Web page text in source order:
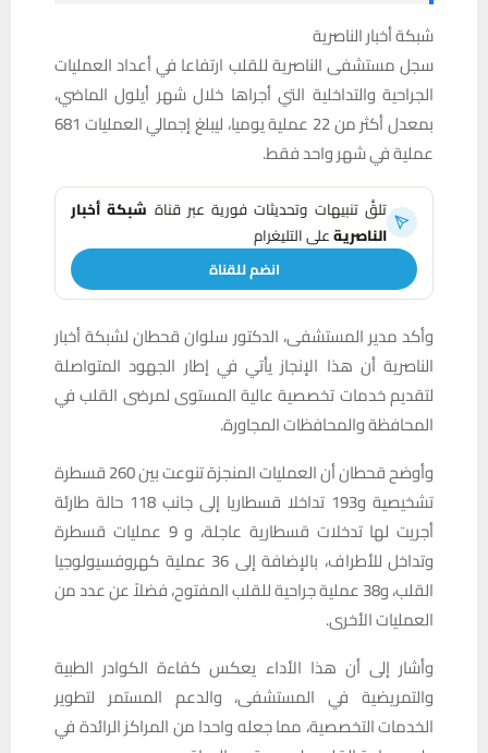
شبكة أخبار الناصرية
سجل مستشفى الناصرية للقلب ارتفاعا في أعداد العمليات
الجراحية والتداخلية التي أجراها خلال شهر أيلول الماضي،
بمعدل أكثر من 22 عملية يوميا، ليبلغ إجمالي العمليات 681
عملية في شهر واحد فقط.
تلقَّ تنبيهات وتحديثات فورية عبر قناة شبكة أخبار
الناصريةعلى التليغرام
انضم للقناة
وأكد مدير المستشفى، الدكتور سلوان قحطان لشبكة أخبار
الناصرية أن هذا الإنجاز يأتي في إطار الجهود المتواصلة
لتقديم خدمات تخصصية عالية المستوى لمرضى القلب في
المحافظة والمحافظات المجاورة.
وأوضح قحطان أن العمليات المنجزة تنوعت بين 260 قسطرة
تشخيصية و193 تداخلا قسطاريا إلى جانب 118 حالة طارئة
أجريت لها تدخلات قسطارية عاجلة، و 9 عمليات قسطرة
وتداخل للأطراف، بالإضافة إلى 36 عملية كهروفسيولوجيا
القلب، و38 عملية جراحية للقلب المفتوح، فضلاً عن عدد من
العمليات الأخرى.
وأشار إلى أن هذا الأداء يعكس كفاءة الكوادر الطبية
والتمريضية في المستشفى، والدعم المستمر لتطوير
الخدمات التخصصية، مما جعله واحدا من المراكز الرائدة في